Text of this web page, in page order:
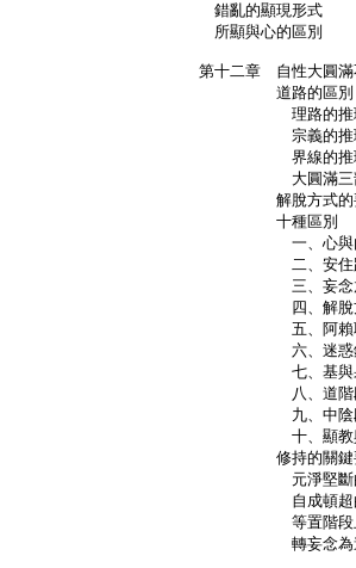
錯亂的顯現形式
所顯與心的區別
第十二章 自性大圓滿
道路的區別
理路的推
宗義的推
界線的推
大圓滿三部
解脫方式的
十種區別
一、心與內心
二、安住跟本
三、妄念放射
四、解脫方式
五、阿賴耶識
六、迷惑錯亂
七、基與果功
八、道階段與
九、中陰段落
十、顯教與大
修持的關鍵
元淨堅斷的
自成頓超的
等置階段止觀
轉妄念為道用